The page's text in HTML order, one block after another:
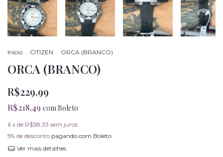
Início . CITIZEN . ORCA (BRANCO)
ORCA (BRANCO)
R$229,99
R$218,49 comBoleto
6 x de R$38,33 sem juros
5% de desconto pagando com Boleto
Ver mais detalhes